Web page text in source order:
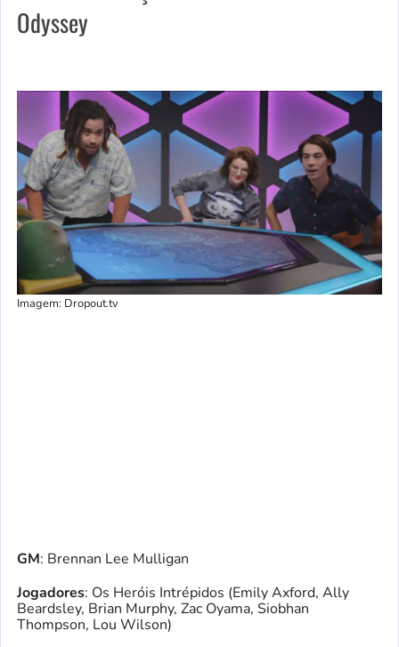
Odyssey
Imagem: Dropout.tv
GM: Brennan Lee Mulligan
Jogadores: Os Heróis Intrépidos (Emily Axford, Ally
Beardsley, Brian Murphy, Zac Oyama, Siobhan
Thompson, Lou Wilson)